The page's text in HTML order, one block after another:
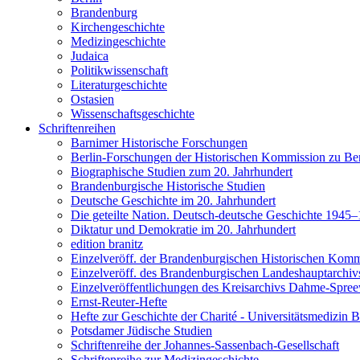
Brandenburg
Kirchengeschichte
Medizingeschichte
Judaica
Politikwissenschaft
Literaturgeschichte
Ostasien
Wissenschaftsgeschichte
Schriftenreihen
Barnimer Historische Forschungen
Berlin-Forschungen der Historischen Kommission zu
Biographische Studien zum 20. Jahrhundert
Brandenburgische Historische Studien
Deutsche Geschichte im 20. Jahrhundert
Die geteilte Nation. Deutsch-deutsche Geschichte
Diktatur und Demokratie im 20. Jahrhundert
edition branitz
Einzelveröff. der Brandenburgischen Historischen
Einzelveröff. des Brandenburgischen
Einzelveröffentlichungen des Kreisarchivs Dahme-
Ernst-Reuter-Hefte
Hefte zur Geschichte der Charité - Universitätsmedizin
Potsdamer Jüdische Studien
Schriftenreihe der Johannes-Sassenbach-Gesellschaft